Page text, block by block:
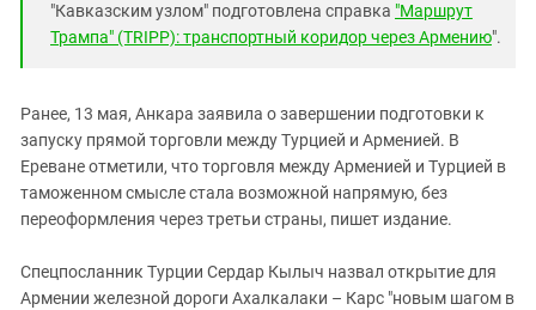
"Кавказским узлом" подготовлена справка "Маршрут
Трампа" (TRIPP): транспортный коридор через Армению".
Ранее, 13 мая, Анкара заявила о завершении подготовки к
запуску прямой торговли между Турцией и Арменией. В
Ереване отметили, что торговля между Арменией и Турцией в
таможенном смысле стала возможной напрямую, без
переоформления через третьи страны, пишет издание.
Спецпосланник Турции Сердар Кылыч назвал открытие для
Армении железной дороги Ахалкалаки – Карс "новым шагом в